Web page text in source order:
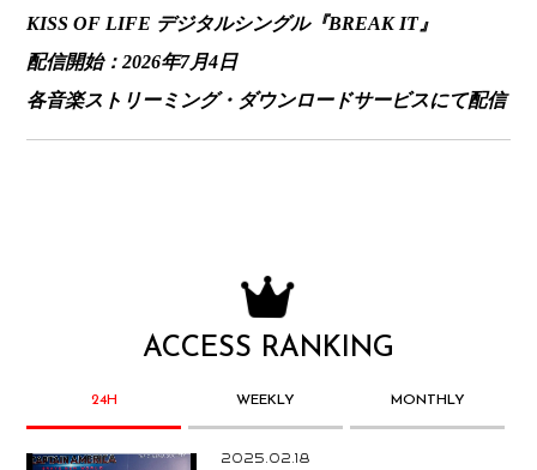
KISS OF LIFE デジタルシングル『BREAK IT』
配信開始：2026年7月4日
各音楽ストリーミング・ダウンロードサービスにて配信
ACCESS RANKING
24H WEEKLY MONTHLY
2025.02.18